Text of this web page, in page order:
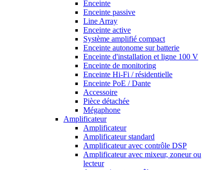
Enceinte
Enceinte passive
Line Array
Enceinte active
Système amplifié compact
Enceinte autonome sur batterie
Enceinte d'installation et ligne 100 V
Enceinte de monitoring
Enceinte Hi-Fi / résidentielle
Enceinte PoE / Dante
Accessoire
Pièce détachée
Mégaphone
Amplificateur
Amplificateur
Amplificateur standard
Amplificateur avec contrôle DSP
Amplificateur avec mixeur, zoneur ou
lecteur